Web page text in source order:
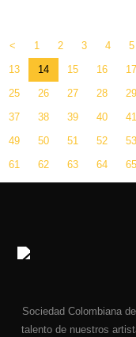
< 1 2 3 4 5
13
14 15 16 17
25
26 27 28 29
37
38 39 40 41
49
50 51 52 53
61
62 63 64 65
Sociedad Colombiana
talento de nuestros